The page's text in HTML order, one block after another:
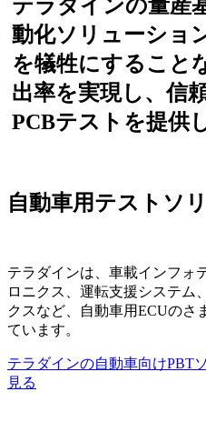
テラダインの量産
動化ソリューショ
を犠牲にすること
出率を実現し、信
PCBテストを提供
自動車用テストソ
テラダインは、車載インフォ
ロニクス、運転支援システム
クスなど、自動車用ECUのさ
ています。
テラダインの自動車向けPBT
見る